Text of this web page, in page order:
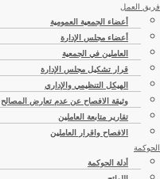
فريق العمل
أعضاء الجمعية العمومية
أعضاء مجلس الإدارة
العاملين في الجمعية
قرار تشكيل مجلس الإدارة
الهيكل التنظيمي والإداري
وثيقة الافصاح عن عدم تعارض المصالح
تقارير متابعة العاملين
الافصاح واقرار العاملين
الحوكمة
أدلة الحوكمة